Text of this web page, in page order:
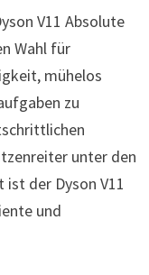
V11 Absolute
Wahl für
mühelos
zu
unter den
der Dyson V11
und